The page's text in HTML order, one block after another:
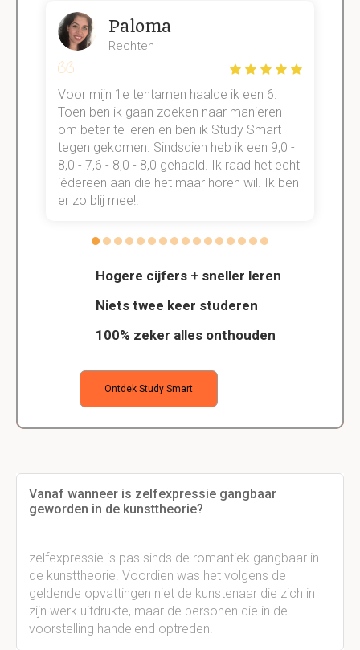
Hogere cijfers + sneller leren
Niets twee keer studeren
100% zeker alles onthouden
Ontdek Study Smart
Paloma
Rechten
Voor mijn 1e tentamen haalde ik een 6.
Toen ben ik gaan zoeken naar manieren
om beter te leren en ben ik Study Smart
tegen gekomen. Sindsdien heb ik een 9,0 -
8,0 - 7,6 - 8,0 - 8,0 gehaald. Ik raad het echt
íédereen aan die het maar horen wil. Ik ben
er zo blij mee!!
Vanaf wanneer is zelfexpressie gangbaar
geworden in de kunsttheorie?
zelfexpressie is pas sinds de romantiek gangbaar in
de kunsttheorie. Voordien was het volgens de
geldende opvattingen niet de kunstenaar die zich in
zijn werk uitdrukte, maar de personen die in de
voorstelling handelend optreden.